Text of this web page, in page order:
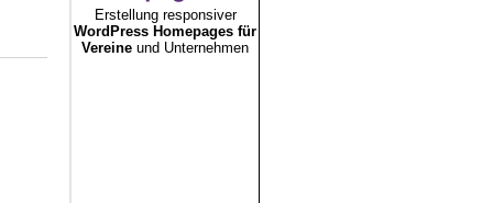
Erstellung responsiver
WordPress Homepages für
Vereine und Unternehmen